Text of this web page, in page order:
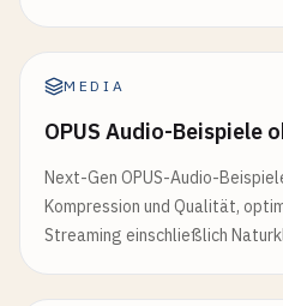
MEDIA
OPUS Audio-Beispiele
Next-Gen OPUS-Audio-
Kompression und Qualität,
Streaming einschließlich